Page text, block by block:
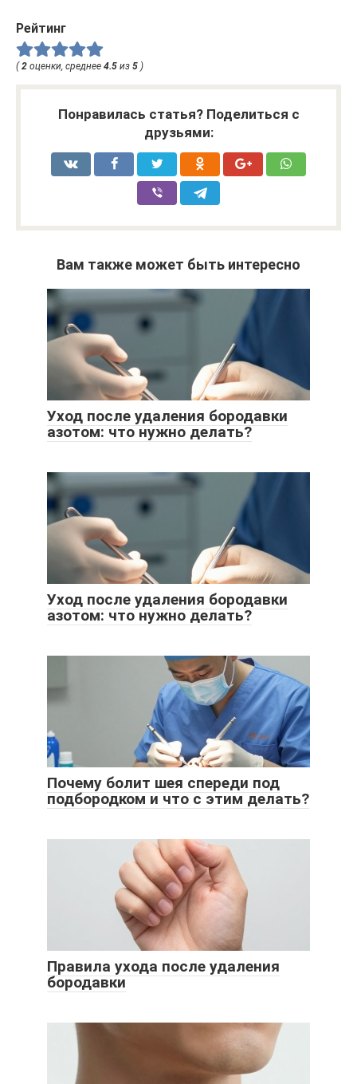
Рейтинг
(2 оценки, среднее 4.5 из 5 )
Понравилась статья? Поделиться с
друзьями:
Вам также может быть интересно
Уход после удаления бородавки
азотом: что нужно делать?
Уход после удаления бородавки
азотом: что нужно делать?
Почему болит шея спереди под
подбородком и что с этим делать?
Правила ухода после удаления
бородавки